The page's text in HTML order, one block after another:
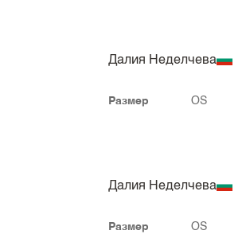
Далия Неделчева
Размер OS
Далия Неделчева
Размер OS